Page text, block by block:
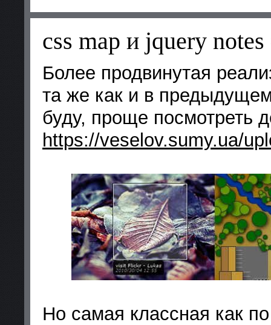
css map и jquery notes
Более продвинутая
та же как и в
буду, проще посмотреть
https://veselov.sumy.ua/
Но самая классная как